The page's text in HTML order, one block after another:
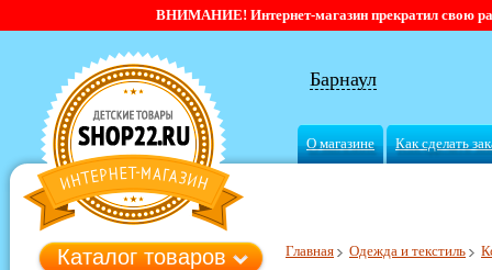
ВНИМАНИЕ! Интернет-магазин прекратил свою
Барнаул
О магазине Как сделать
Главная Одежда и текстиль
Каталог товаров